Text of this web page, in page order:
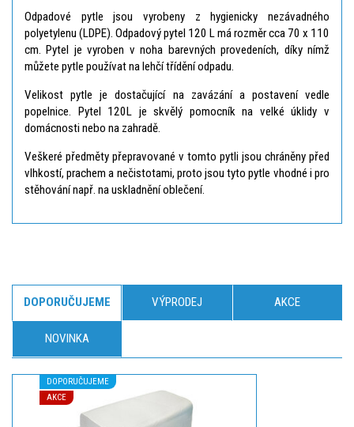
Odpadové pytle jsou vyrobeny z hygienicky nezávadného
polyetylenu (LDPE). Odpadový pytel 120 L má rozměr cca 70 x 110
cm. Pytel je vyroben v noha barevných provedeních, díky nímž
můžete pytle používat na lehčí třídění odpadu.
Velikost pytle je dostačující na zavázání a postavení vedle
popelnice. Pytel 120L je skvělý pomocník na velké úklidy v
domácnosti nebo na zahradě.
Veškeré předměty přepravované v tomto pytli jsou chráněny před
vlhkostí, prachem a nečistotami, proto jsou tyto pytle vhodné i pro
stěhování např. na uskladnění oblečení.
DOPORUČUJEME VÝPRODEJ AKCE
NOVINKA
DOPORUČUJEME
AKCE